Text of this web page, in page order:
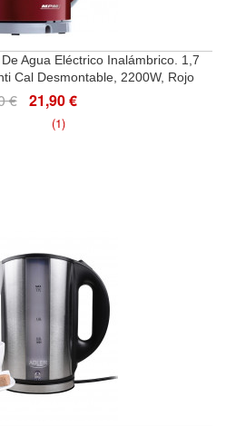
Agua Eléctrico Inalámbrico. 1,7
Cal Desmontable, 2200W, Rojo
€ 21,90 €
(1)